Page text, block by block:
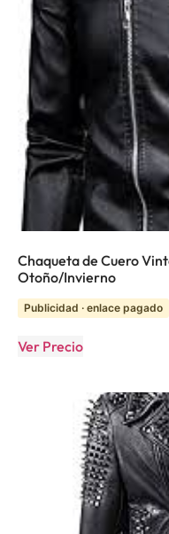
Chaqueta de Cuero
Otoño/Invierno
Publicidad · enlace pagado
Ver Precio